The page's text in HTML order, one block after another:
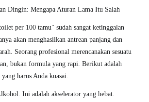
Dingin: Mengapa Aturan Lama Itu Salah
per 100 tamu" sudah sangat ketinggalan
akan menghasilkan antrean panjang dan
Seorang profesional merencanakan sesuatu
bukan formula yang rapi. Berikut adalah
harus Anda kuasai.
Ini adalah akselerator yang hebat.